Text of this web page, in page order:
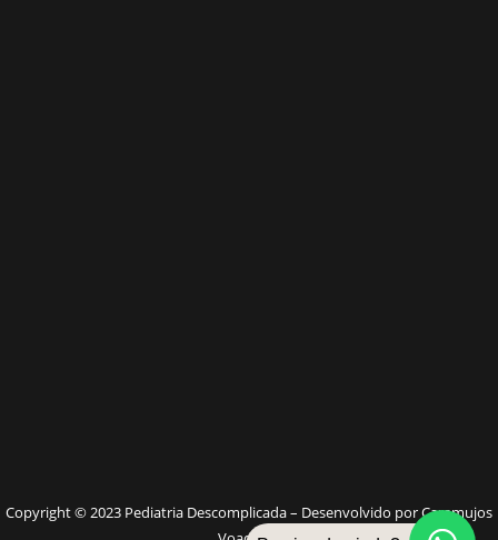
Copyright © 2023 Pediatria Descomplicada – Desenvolvido por Caramujos
W